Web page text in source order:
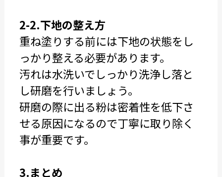
2-2.下地の整え方
重ね塗りする前には下地の状態をし
っかり整える必要があります。
汚れは水洗いでしっかり洗浄し落と
し研磨を行いましょう。
研磨の際に出る粉は密着性を低下さ
せる原因になるので丁寧に取り除く
事が重要です。
3.まとめ